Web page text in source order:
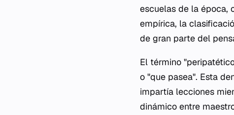
escuelas de la época,
empírica, la
de gran parte del
El término
o "que pasea". Esta
impartía lecciones
dinámico entre